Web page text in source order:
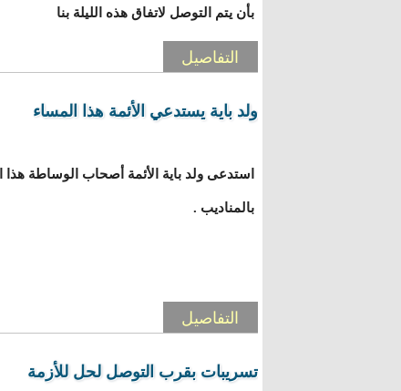
بأن يتم التوصل لاتفاق هذه الليلة بنا
التفاصيل
ولد باية يستدعي الأئمة هذا المساء
استدعى ولد باية الأئمة أصحاب الوساطة هذا
بالمناديب .
التفاصيل
تسريبات بقرب التوصل لحل للأزمة